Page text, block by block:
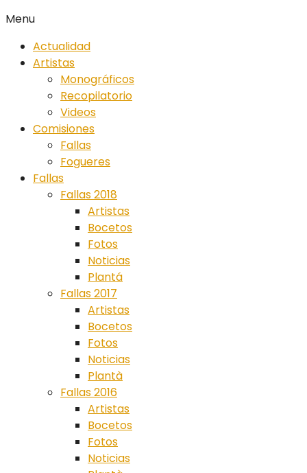
Menu
Actualidad
Artistas
Monográficos
Recopilatorio
Videos
Comisiones
Fallas
Fogueres
Fallas
Fallas 2018
Artistas
Bocetos
Fotos
Noticias
Plantá
Fallas 2017
Artistas
Bocetos
Fotos
Noticias
Plantà
Fallas 2016
Artistas
Bocetos
Fotos
Noticias